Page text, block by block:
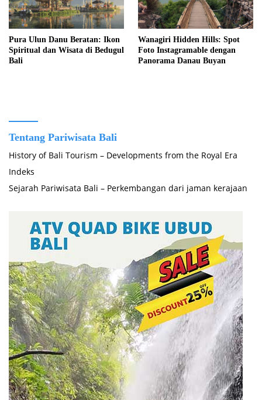
Pura Ulun Danu Beratan: Ikon
Spiritual dan Wisata di Bedugul
Bali
Wanagiri Hidden Hills: Spot
Foto Instagramable dengan
Panorama Danau Buyan
Tentang Pariwisata Bali
History of Bali Tourism – Developments from the Royal Era
Indeks
Sejarah Pariwisata Bali – Perkembangan dari jaman kerajaan